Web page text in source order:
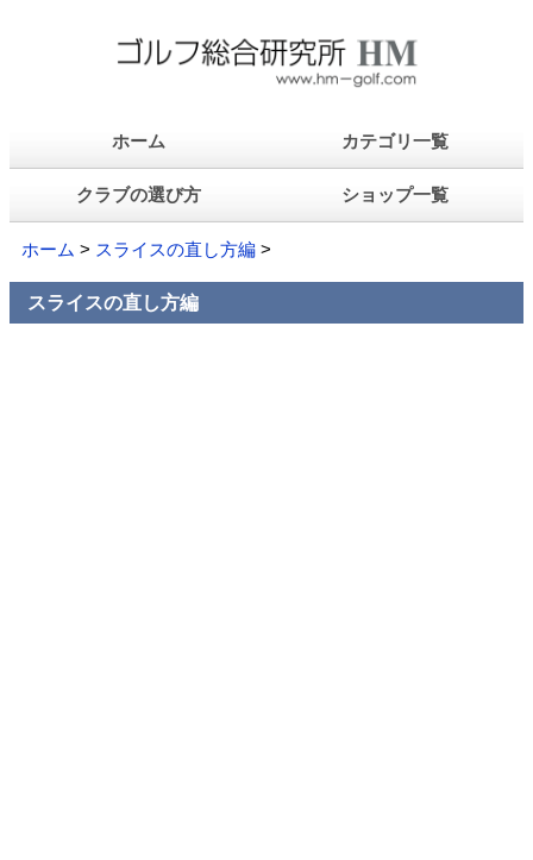
ホーム カテゴリ一覧
クラブの選び方 ショップ一覧
ホーム > スライスの直し方編 >
スライスの直し方編